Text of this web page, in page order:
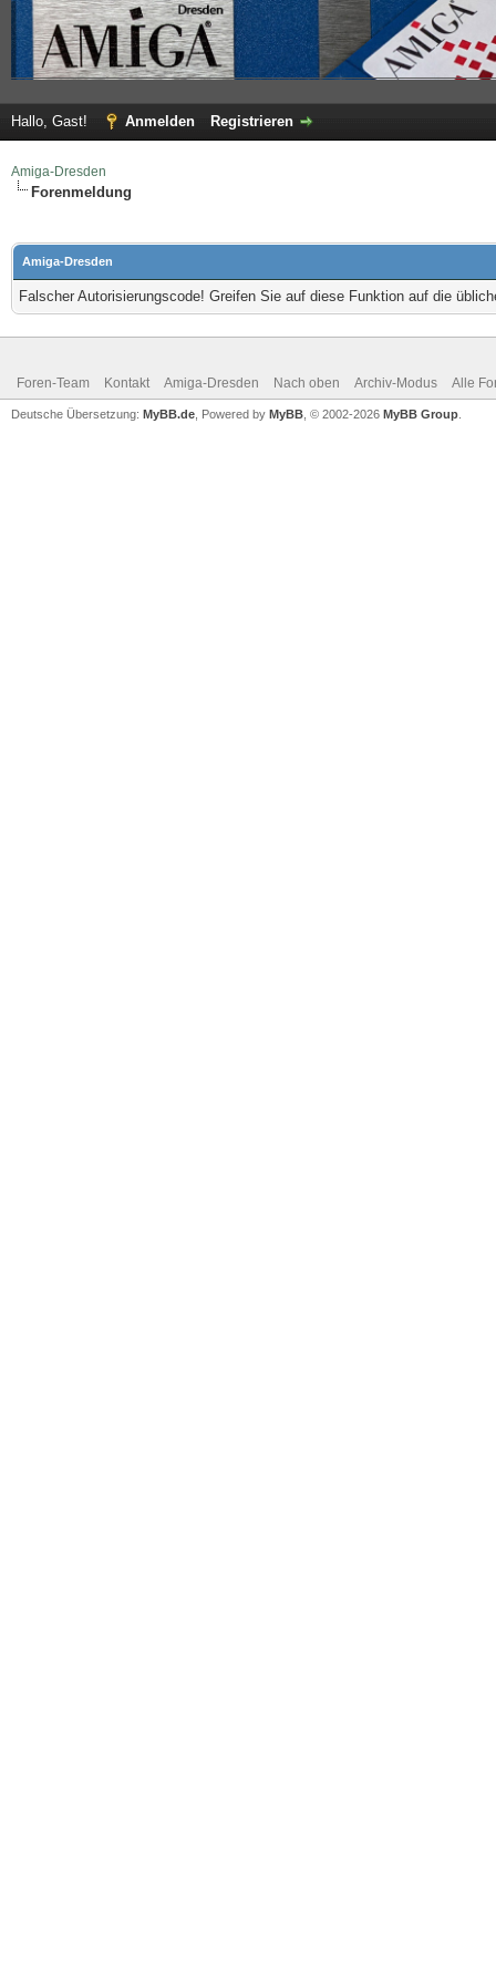
Hallo, Gast! Anmelden Registrieren
Amiga-Dresden
Forenmeldung
Amiga-Dresden
Falscher Autorisierungscode! Greifen Sie auf diese Funktion auf die
Foren-Team Kontakt Amiga-Dresden Nach oben Archiv-Modus Alle
Deutsche Übersetzung: MyBB.de , Powered by MyBB , © 2002-2026 MyBB Group